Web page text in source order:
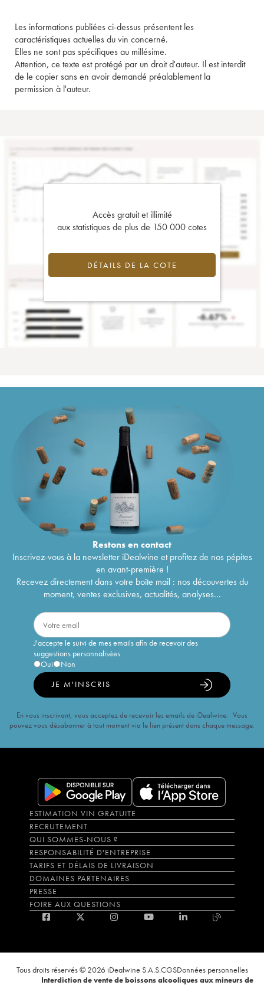
Les informations publiées ci-dessus présentent les
caractéristiques actuelles du vin concerné.
Elles ne sont pas spécifiques au millésime.
Attention, ce texte est protégé par un droit d'auteur. Il est interdit
de le copier sans en avoir demandé préalablement la
permission à l'auteur.
Accès gratuit et illimité
aux statistiques de plus de 150 000 cotes
DÉTAILS DE LA COTE
Restons encontact
Inscrivez-vous à la newsletter iDealwine et profitez de nos pépites
en avant-première !
Recevez directement dans votre boîte mail : nos découvertes du
moment, ventes exclusives, actualités, analyses...
J'accepte le suivi de mes emails afin de recevoir des
suggestions personnalisées
Oui
Non
JE M'INSCRIS
En vous inscrivant, vous acceptez de recevoir les emails de iDealwine. Vous
pouvez vous désabonner à tout moment via le lien présent dans chaque message.
ESTIMATION VIN GRATUITE
RECRUTEMENT
QUI SOMMES-NOUS ?
RESPONSABILITÉ D'ENTREPRISE
TARIFS ET DÉLAIS DE LIVRAISON
DOMAINES PARTENAIRES
PRESSE
FOIRE AUX QUESTIONS
Tous droits réservés © 2026 iDealwine S.A.S.CGSDonnées personnelles
Interdiction de vente de boissons alcooliques aux mineurs de